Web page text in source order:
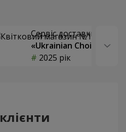
Сервіс доставки квітів
«Ukrainian Choice»
2025 рік